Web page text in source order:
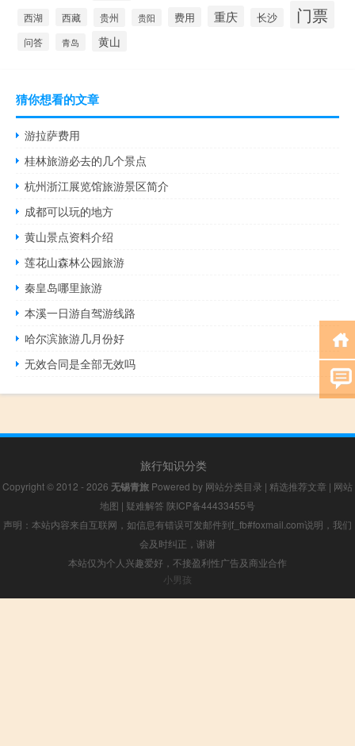
西湖 西藏 贵州 贵阳 费用 重庆 长沙 门票
问答 青岛 黄山
猜你想看的文章
游拉萨费用
桂林旅游必去的几个景点
杭州浙江展览馆旅游景区简介
成都可以玩的地方
黄山景点资料介绍
莲花山森林公园旅游
秦皇岛哪里旅游
本溪一日游自驾游线路
哈尔滨旅游几月份好
无效合同是全部无效吗
旅行知识分类
Copyright © 2012 - 2026 无锡青旅 Powered by 网站分类目录 | 精选推荐文章 | 网站
地图 | 疑难解答 陕ICP备44433455号
声明：本站内容来自互联网，如信息有错误可发邮件到f_fb#foxmail.com说明，我们
会及时纠正，谢谢
本站仅为个人兴趣爱好，不接盈利性广告及商业合作
小男孩